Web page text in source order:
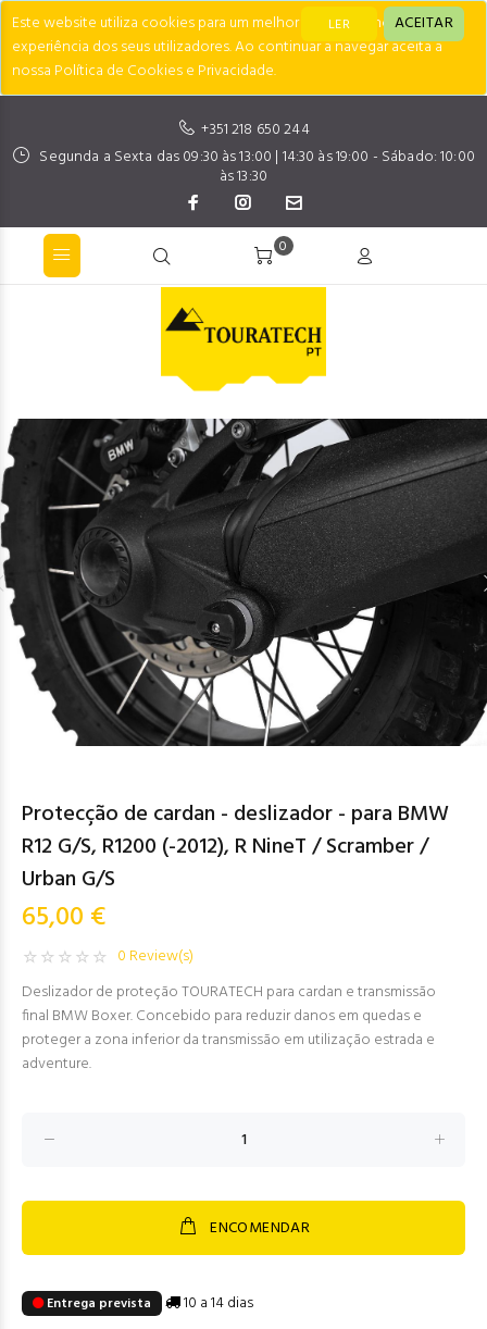
Este website utiliza cookies para um melhor desempenho e
experiência dos seus utilizadores. Ao continuar a navegar aceita a
nossa Política de Cookies e Privacidade.
LER ACEITAR
+351 218 650 244
Segunda a Sexta das 09:30 às 13:00 | 14:30 às 19:00 - Sábado: 10:00
às 13:30
0
Protecção de cardan - deslizador - para BMW
R12 G/S, R1200 (-2012), R NineT / Scramber /
Urban G/S
65,00 €
0 Review(s)
Deslizador de proteção TOURATECH para cardan e transmissão
final BMW Boxer. Concebido para reduzir danos em quedas e
proteger a zona inferior da transmissão em utilização estrada e
adventure.
ENCOMENDAR
Entrega prevista 10 a 14 dias